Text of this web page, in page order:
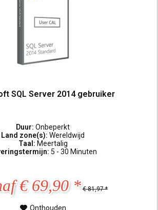
SQL Server 2014 gebruiker
Duur:Onbeperkt
Land zone(s):Wereldwijd
Taal: Meertalig
5 - 30 Minuten
€ 69,90 * € 81,97 *
Onthouden